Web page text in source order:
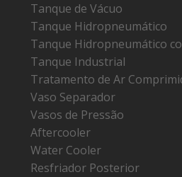
Tanque de Vácuo
Tanque Hidropneumático
Tanque Hidropneumático
Tanque Industrial
Tratamento de Ar
Vaso Separador
Vasos de Pressão
Aftercooler
Water Cooler
Resfriador Posterior